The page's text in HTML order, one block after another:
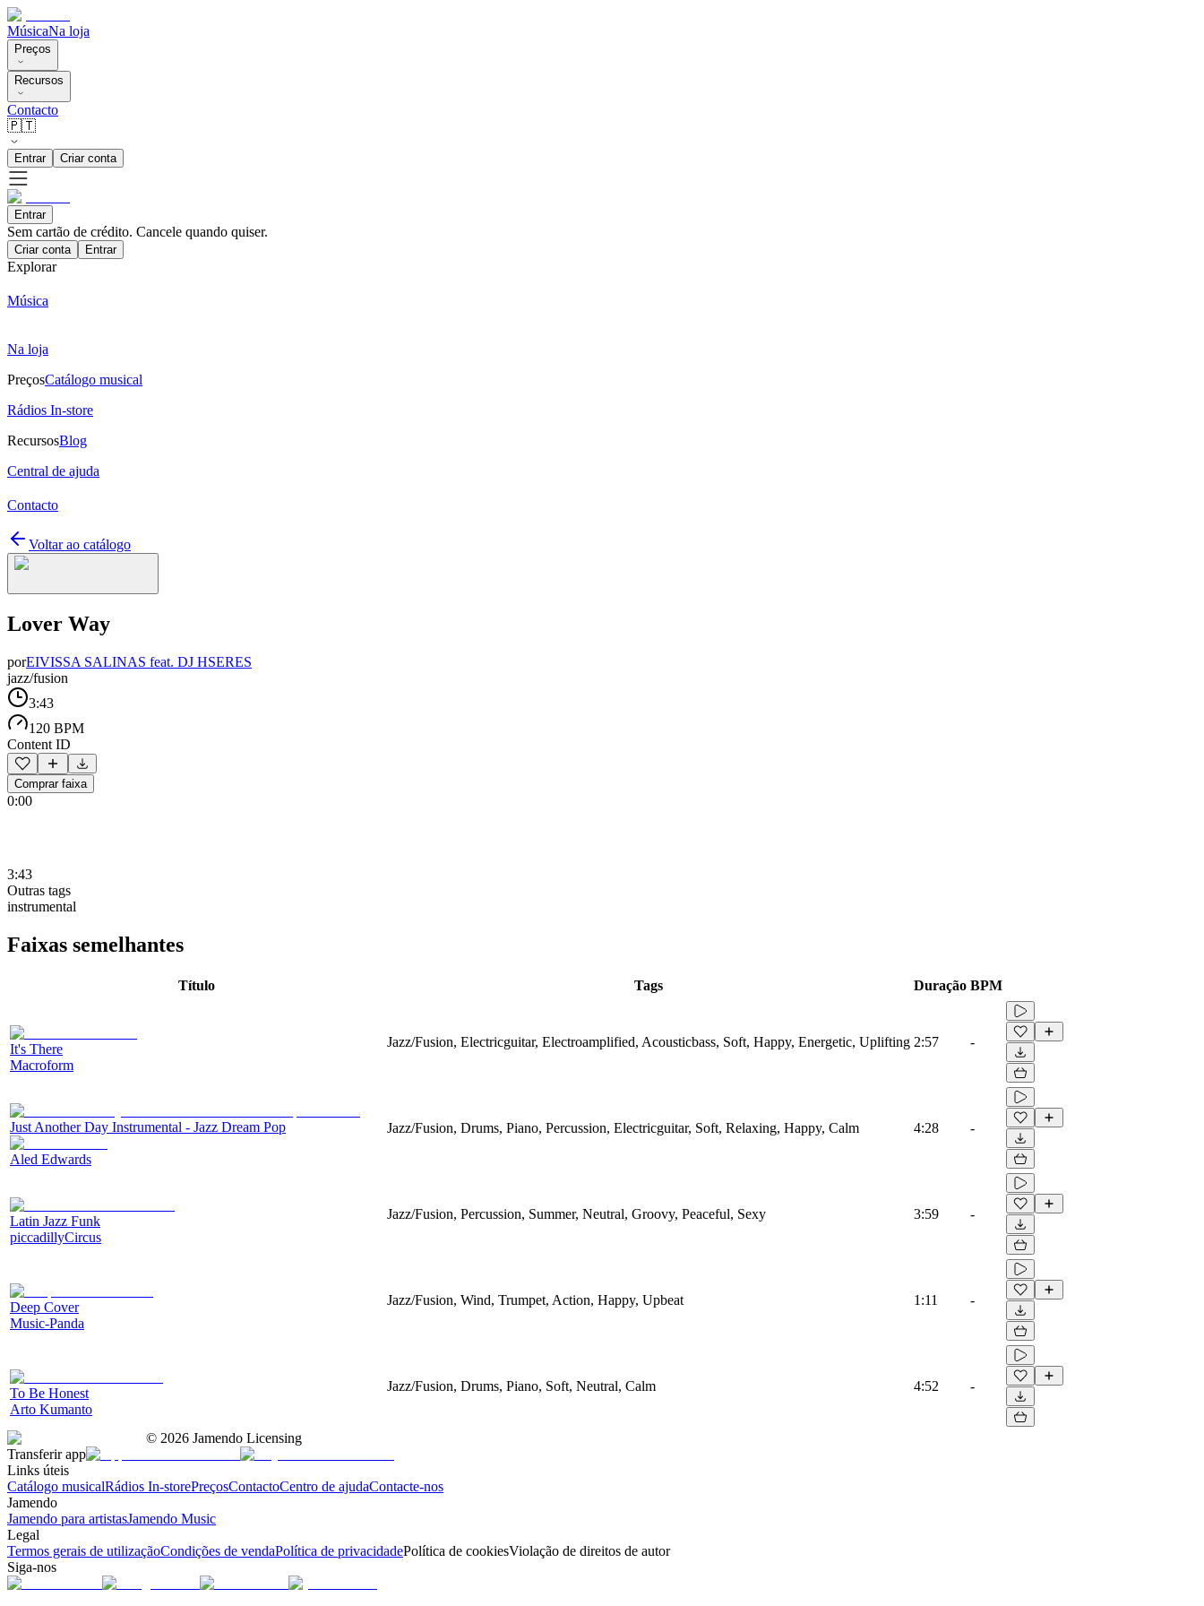
MúsicaNa loja
Preços
Recursos
Contacto
🇵🇹
Entrar Criar conta
Entrar
Sem cartão de crédito. Cancele quando quiser.
Criar conta Entrar
Explorar
Música
Na loja
PreçosCatálogo musical
Rádios In-store
RecursosBlog
Central de ajuda
Contacto
Voltar ao catálogo
Lover Way
porEIVISSA SALINAS feat. DJ HSERES
jazz/fusion
3:43
120 BPM
Content ID
Comprar faixa
0:00
3:43
Outras tags
instrumental
Faixas semelhantes
Título Tags Duração BPM
It's There
Macroform
Jazz/Fusion, Electricguitar, Electroamplified, Acousticbass, Soft, Happy, Energetic, Uplifting 2:57 -
Just Another Day Instrumental - Jazz Dream Pop
Aled Edwards
Jazz/Fusion, Drums, Piano, Percussion, Electricguitar, Soft, Relaxing, Happy, Calm 4:28 -
Latin Jazz Funk
piccadillyCircus
Jazz/Fusion, Percussion, Summer, Neutral, Groovy, Peaceful, Sexy 3:59 -
Deep Cover
Music-Panda
Jazz/Fusion, Wind, Trumpet, Action, Happy, Upbeat 1:11 -
To Be Honest
Arto Kumanto
Jazz/Fusion, Drums, Piano, Soft, Neutral, Calm 4:52 -
© 2026 Jamendo Licensing
Transferir app
Links úteis
Catálogo musicalRádios In-storePreçosContactoCentro de ajudaContacte-nos
Jamendo
Jamendo para artistasJamendo Music
Legal
Termos gerais de utilizaçãoCondições de vendaPolítica de privacidadePolítica de cookiesViolação de direitos de autor
Siga-nos